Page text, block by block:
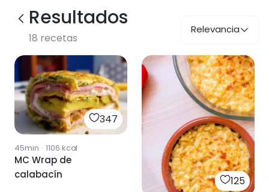
Resultados
18 recetas
Relevancia
347
45min · 1106 kcal
MC Wrap de
calabacín
125